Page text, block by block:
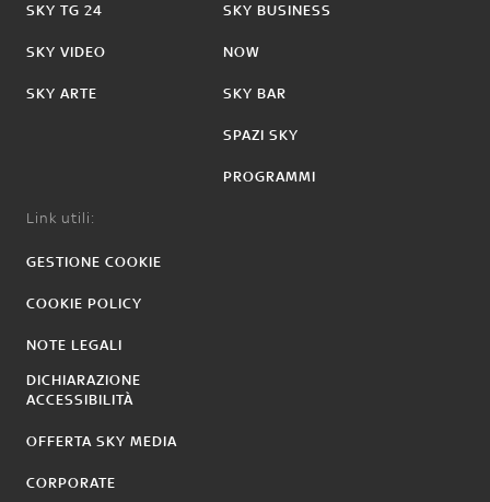
SKY TG 24
SKY VIDEO
SKY ARTE
SKY BUSINESS
NOW
SKY BAR
SPAZI SKY
PROGRAMMI
Link utili:
GESTIONE COOKIE
COOKIE POLICY
NOTE LEGALI
DICHIARAZIONE
ACCESSIBILITÀ
OFFERTA SKY MEDIA
CORPORATE